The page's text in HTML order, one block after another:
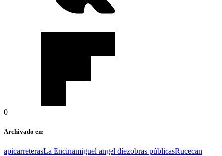
0
Archivado en:
apicarreterasLa Encinamiguel angel díezobras públicasRucecan